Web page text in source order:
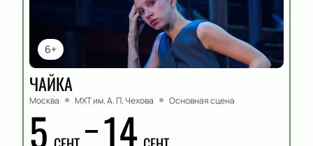
6+
ЧАЙКА
Москва МХТ им. А. П. Чехова Основная сцена
5 14